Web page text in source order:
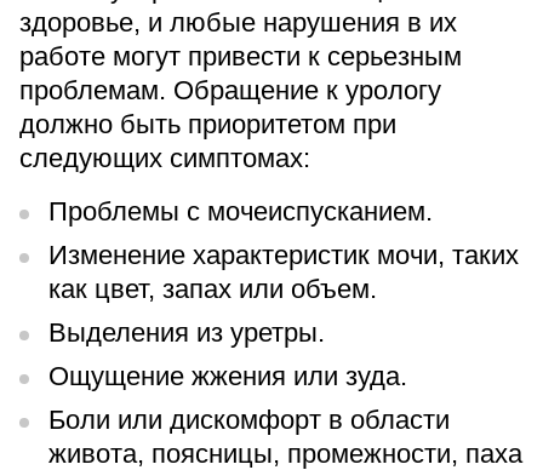
здоровье, и любые нарушения в их
работе могут привести к серьезным
проблемам. Обращение к урологу
должно быть приоритетом при
следующих симптомах:
Проблемы с мочеиспусканием.
Изменение характеристик мочи, таких
как цвет, запах или объем.
Выделения из уретры.
Ощущение жжения или зуда.
Боли или дискомфорт в области
живота, поясницы, промежности, паха